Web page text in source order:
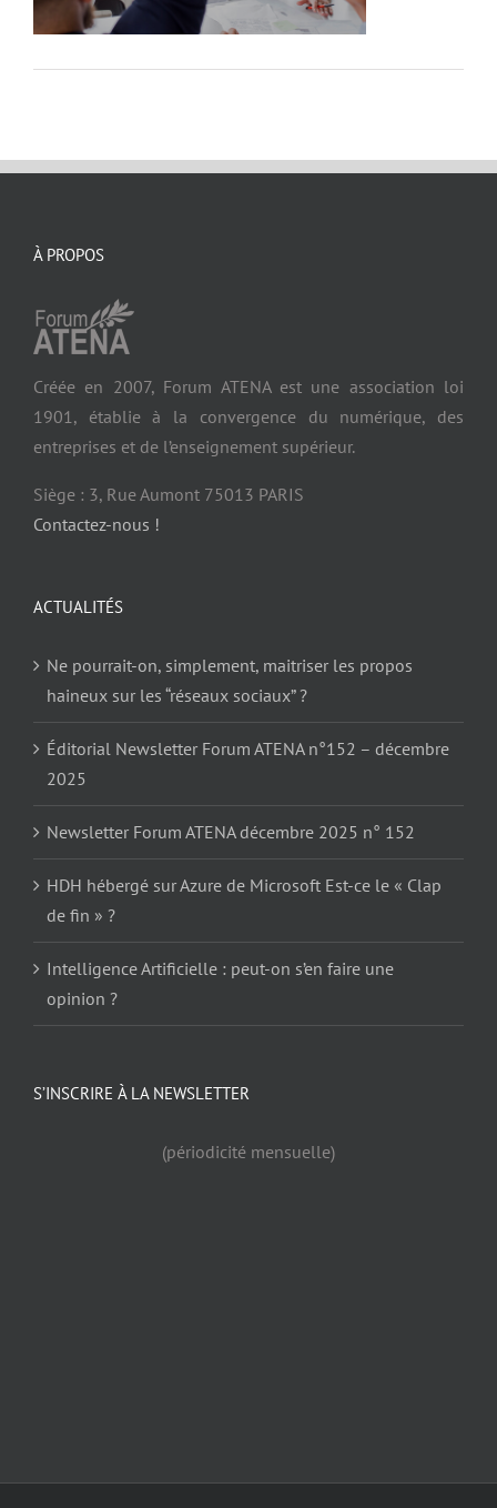
À PROPOS
Créée en 2007, Forum ATENA est une association loi
1901, établie à la convergence du numérique, des
entreprises et de l’enseignement supérieur.
Siège : 3, Rue Aumont 75013 PARIS
Contactez-nous !
ACTUALITÉS
Ne pourrait-on, simplement, maitriser les propos
haineux sur les “réseaux sociaux” ?
Éditorial Newsletter Forum ATENA n°152 – décembre
2025
Newsletter Forum ATENA décembre 2025 n° 152
HDH hébergé sur Azure de Microsoft Est-ce le « Clap
de fin » ?
Intelligence Artificielle : peut-on s’en faire une
opinion ?
S’INSCRIRE À LA NEWSLETTER
(périodicité mensuelle)